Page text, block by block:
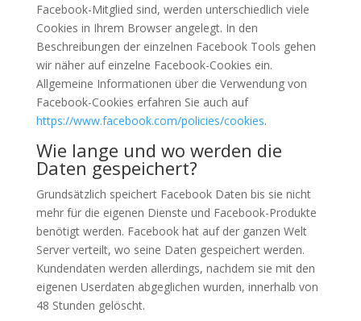
Facebook-Mitglied sind, werden unterschiedlich viele
Cookies in Ihrem Browser angelegt. In den
Beschreibungen der einzelnen Facebook Tools gehen
wir näher auf einzelne Facebook-Cookies ein.
Allgemeine Informationen über die Verwendung von
Facebook-Cookies erfahren Sie auch auf
https://www.facebook.com/policies/cookies.
Wie lange und wo werden die
Daten gespeichert?
Grundsätzlich speichert Facebook Daten bis sie nicht
mehr für die eigenen Dienste und Facebook-Produkte
benötigt werden. Facebook hat auf der ganzen Welt
Server verteilt, wo seine Daten gespeichert werden.
Kundendaten werden allerdings, nachdem sie mit den
eigenen Userdaten abgeglichen wurden, innerhalb von
48 Stunden gelöscht.